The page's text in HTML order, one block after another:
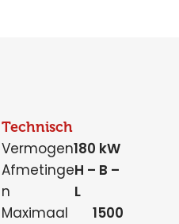
Technisch
Vermogen180 kW
Afmetinge
n
H – B –
L
Maximaal
1500